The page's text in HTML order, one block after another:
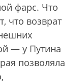
фарс. Что
что возврат
— у Путина
позволяла